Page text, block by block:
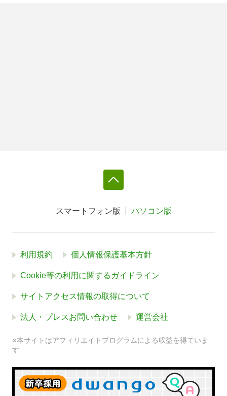
スマートフォン版 パソコン版
利用規約 個人情報保護基本方針
Cookie等の利用に関するガイドライン
サイトアクセス情報の取得について
法人・プレスお問い合わせ 運営会社
※本サイトはアフィリエイトプログラムによる収益を得ていま
す